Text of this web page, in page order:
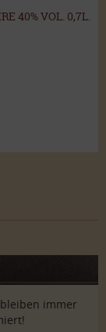
40% VOL. 0,7L.
immer